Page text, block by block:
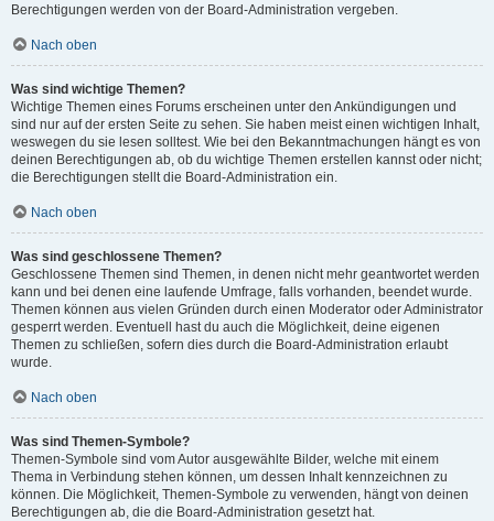
Berechtigungen werden von der Board-Administration vergeben.
Nach oben
Was sind wichtige Themen?
Wichtige Themen eines Forums erscheinen unter den Ankündigungen und
sind nur auf der ersten Seite zu sehen. Sie haben meist einen wichtigen Inhalt,
weswegen du sie lesen solltest. Wie bei den Bekanntmachungen hängt es von
deinen Berechtigungen ab, ob du wichtige Themen erstellen kannst oder nicht;
die Berechtigungen stellt die Board-Administration ein.
Nach oben
Was sind geschlossene Themen?
Geschlossene Themen sind Themen, in denen nicht mehr geantwortet werden
kann und bei denen eine laufende Umfrage, falls vorhanden, beendet wurde.
Themen können aus vielen Gründen durch einen Moderator oder Administrator
gesperrt werden. Eventuell hast du auch die Möglichkeit, deine eigenen
Themen zu schließen, sofern dies durch die Board-Administration erlaubt
wurde.
Nach oben
Was sind Themen-Symbole?
Themen-Symbole sind vom Autor ausgewählte Bilder, welche mit einem
Thema in Verbindung stehen können, um dessen Inhalt kennzeichnen zu
können. Die Möglichkeit, Themen-Symbole zu verwenden, hängt von deinen
Berechtigungen ab, die die Board-Administration gesetzt hat.